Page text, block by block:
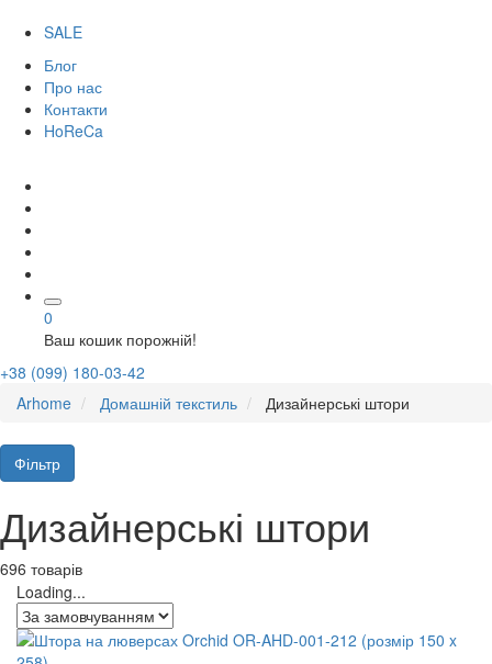
SALE
Блог
Про нас
Контакти
HoReCa
0
Ваш кошик порожній!
+38 (099) 180-03-42
Arhome
Домашній текстиль Дизайнерські штори
Фільтр
Дизайнерські штори
696 товарів
Loading...